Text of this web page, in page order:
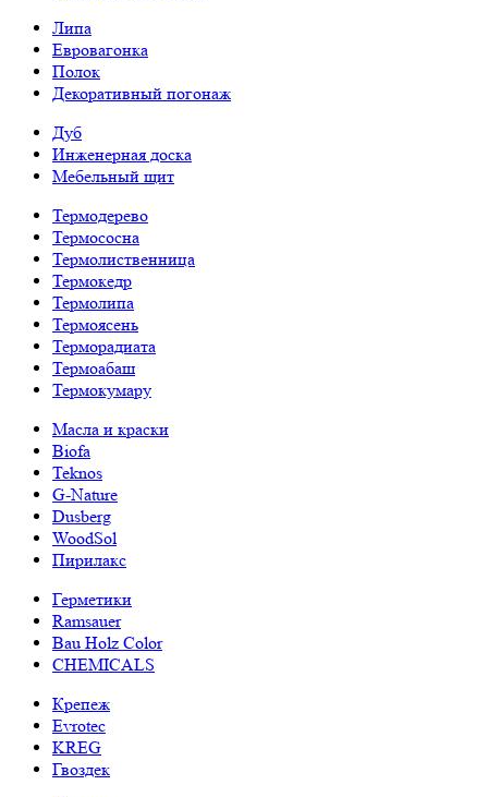
Липа
Евровагонка
Полок
Декоративный погонаж
Дуб
Инженерная доска
Мебельный щит
Термодерево
Термососна
Термолиственница
Термокедр
Термолипа
Термоясень
Терморадиата
Термоабаш
Термокумару
Масла и краски
Biofa
Teknos
G-Nature
Dusberg
WoodSol
Пирилакс
Герметики
Ramsauer
Bau Holz Color
CHEMICALS
Крепеж
Evrotec
KREG
Гвоздек